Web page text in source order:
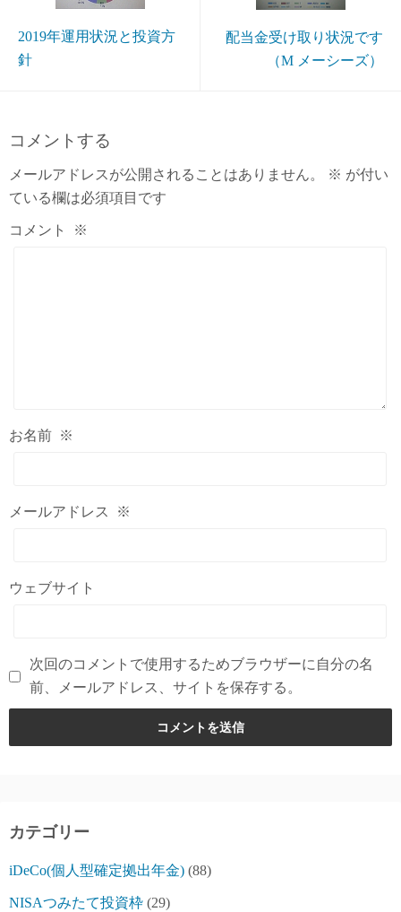
2019年運用状況と投資方
針
配当金受け取り状況です
（M メーシーズ）
コメントする
メールアドレスが公開されることはありません。 ※ が付い
ている欄は必須項目です
コメント ※
お名前 ※
メールアドレス ※
ウェブサイト
次回のコメントで使用するためブラウザーに自分の名
前、メールアドレス、サイトを保存する。
カテゴリー
iDeCo(個人型確定拠出年金) (88)
NISAつみたて投資枠 (29)